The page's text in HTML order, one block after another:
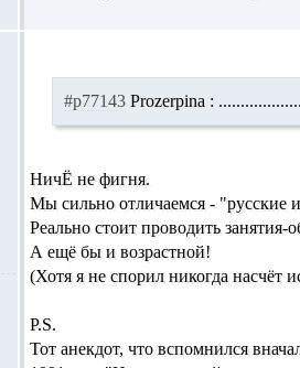
#p77143 Prozerpina :
НичЁ не фигня.
Мы сильно отличаемся - "русские
Реально стоит проводить
А ещё бы и возрастной!
(Хотя я не спорил никогда
P.S.
Тот анекдот, что вспомнился